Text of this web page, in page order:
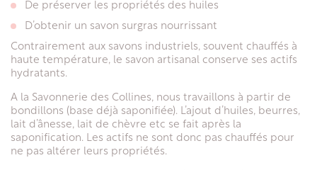
De préserver les propriétés des huiles
D’obtenir un savon surgras nourrissant
Contrairement aux savons industriels, souvent chauffés à
haute température, le savon artisanal conserve ses actifs
hydratants.
A la Savonnerie des Collines, nous travaillons à partir de
bondillons (base déjà saponifiée). L’ajout d’huiles, beurres,
lait d’ânesse, lait de chèvre etc se fait après la
saponification. Les actifs ne sont donc pas chauffés pour
ne pas altérer leurs propriétés.